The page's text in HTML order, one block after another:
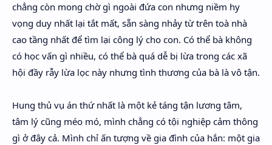
chẳng còn mong chờ gì ngoài đứa con nhưng niềm hy
vọng duy nhất lại tắt mất, sẵn sàng nhảy từ trên toà nhà
cao tầng nhất để tìm lại công lý cho con. Có thể bà không
có học vấn gì nhiều, có thể bà quá dễ bị lừa trong các xã
hội đầy rẫy lừa lọc này nhưng tình thương của bà là vô tận.
Hung thủ vụ án thứ nhất là một kẻ táng tận lương tâm,
tâm lý cũng méo mó, mình chẳng có tội nghiệp cảm thông
gì ở đây cả. Mình chỉ ấn tượng về gia đình của hắn: một gia